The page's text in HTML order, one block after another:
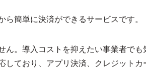
簡単に決済ができるサービスです。
ん。導入コストを抑えたい事業者でも
しており、アプリ決済、クレジット